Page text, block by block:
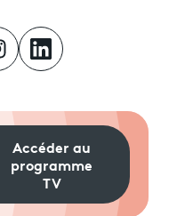
Accéder au
programme
TV